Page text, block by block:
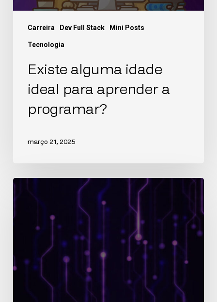
Carreira Dev Full Stack Mini Posts
Tecnologia
Existe alguma idade
ideal para aprender a
programar?
março 21, 2025